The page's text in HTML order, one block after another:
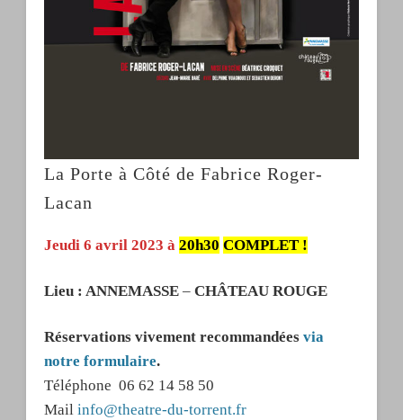
La Porte à Côté de Fabrice Roger-
Lacan
Jeudi 6 avril 2023 à 20h30 COMPLET !
Lieu : ANNEMASSE– CHÂTEAU ROUGE
Réservations vivement recommandées via
notre formulaire.
Téléphone 06 62 14 58 50
Mail info@theatre-du-torrent.fr